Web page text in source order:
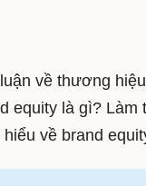
về thương
equity là gì?
về brand